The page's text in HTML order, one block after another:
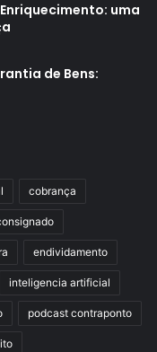
uma
de Bens:
cobrança
endividamento
inteligencia artificial
podcast contraponto